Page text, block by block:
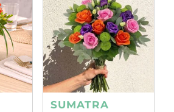
SUMATRA